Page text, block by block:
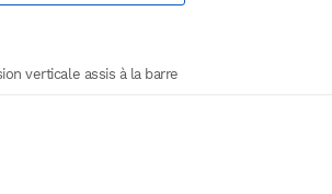
verticale assis à la barre